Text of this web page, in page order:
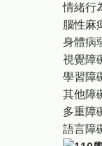
情緒行
腦性麻
身體病
視覺障
學習障
其他障
多重障
語言障